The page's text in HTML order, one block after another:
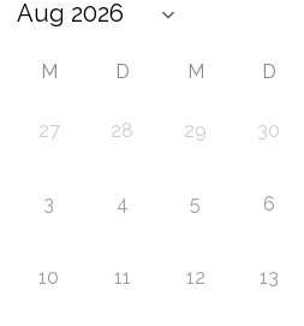
M D M D
27 28 29 30
3 4 5 6
10 11 12 13